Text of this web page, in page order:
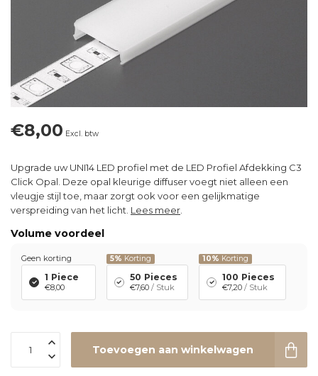
€8,00 Excl. btw
Upgrade uw UNI14 LED profiel met de LED Profiel Afdekking C3
Click Opal. Deze opal kleurige diffuser voegt niet alleen een
vleugje stijl toe, maar zorgt ook voor een gelijkmatige
verspreiding van het licht. Lees meer
Volume voordeel
Geen korting
1 Piece
€8,00
5% Korting
50 Pieces
€7,60 / Stuk
10% Korting
100 Pieces
€7,20 / Stuk
Toevoegen aan winkelwagen